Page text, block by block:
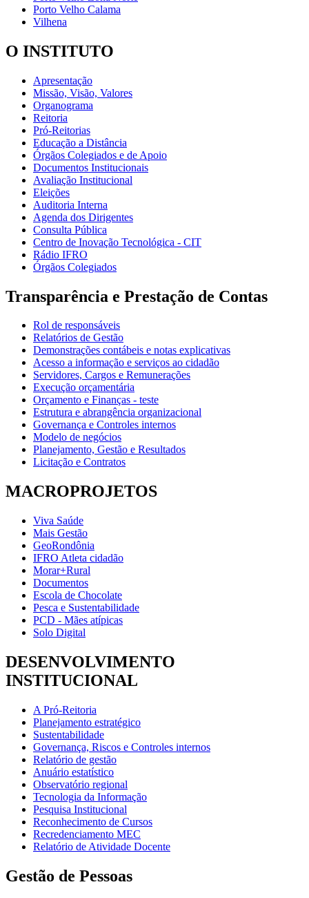
Porto Velho Calama
Vilhena
O INSTITUTO
Apresentação
Missão, Visão, Valores
Organograma
Reitoria
Pró-Reitorias
Educação a Distância
Órgãos Colegiados e de Apoio
Documentos Institucionais
Avaliação Institucional
Eleições
Auditoria Interna
Agenda dos Dirigentes
Consulta Pública
Centro de Inovação Tecnológica - CIT
Rádio IFRO
Órgãos Colegiados
Transparência e Prestação de Contas
Rol de responsáveis
Relatórios de Gestão
Demonstrações contábeis e notas explicativas
Acesso a informação e serviços ao cidadão
Servidores, Cargos e Remunerações
Execução orçamentária
Orçamento e Finanças - teste
Estrutura e abrangência organizacional
Governança e Controles internos
Modelo de negócios
Planejamento, Gestão e Resultados
Licitação e Contratos
MACROPROJETOS
Viva Saúde
Mais Gestão
GeoRondônia
IFRO Atleta cidadão
Morar+Rural
Documentos
Escola de Chocolate
Pesca e Sustentabilidade
PCD - Mães atípicas
Solo Digital
DESENVOLVIMENTO
INSTITUCIONAL
A Pró-Reitoria
Planejamento estratégico
Sustentabilidade
Governança, Riscos e Controles internos
Relatório de gestão
Anuário estatístico
Observatório regional
Tecnologia da Informação
Pesquisa Institucional
Reconhecimento de Cursos
Recredenciamento MEC
Relatório de Atividade Docente
Gestão de Pessoas